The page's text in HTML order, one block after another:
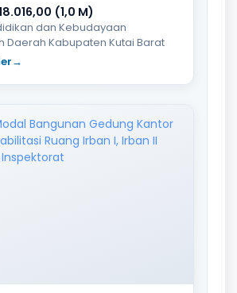
(1,0 M)
dan Kebudayaan
Daerah Kabupaten Kutai Barat
→